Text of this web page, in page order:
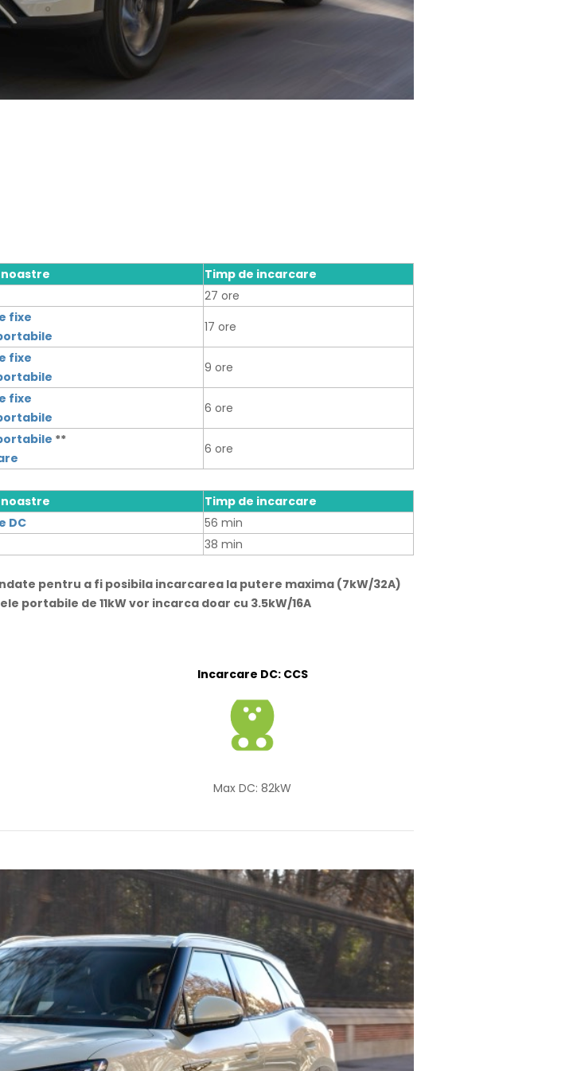
Timp de incarcare
27 ore
fixe
17 ore
fixe
9 ore
fixe
6 ore
**
6 ore
Timp de incarcare
DC
56 min
38 min
pentru a fi posibila incarcarea la putere maxima (7kW/32A)
de 11kW vor incarca doar cu 3.5kW/16A
Incarcare DC: CCS
Max DC: 82kW